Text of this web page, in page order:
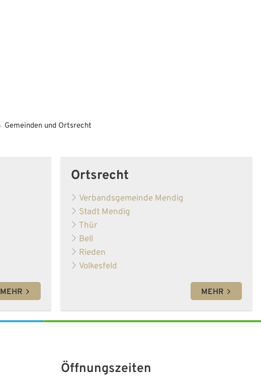
Gemeinden und Ortsrecht
MEHR
Ortsrecht
Verbandsgemeinde Mendig
Stadt Mendig
Thür
Bell
Rieden
Volkesfeld
MEHR
Öffnungszeiten